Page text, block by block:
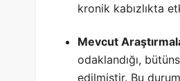
kronik kabızlıkta
Mevcut
odaklandığı,
edilmiştir. Bu